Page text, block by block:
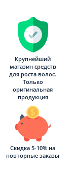
Крупнейший
магазин средств
для роста волос.
Только
оригинальная
продукция
Скидка 5-10% на
повторные заказы